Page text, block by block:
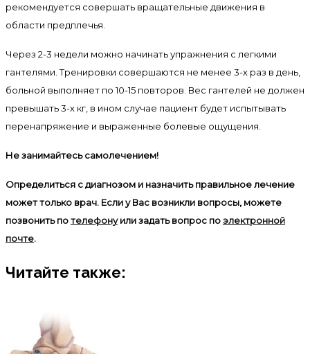
рекомендуется совершать вращательные движения в
области предплечья.
Через 2-3 недели можно начинать упражнения с легкими
гантелями. Тренировки совершаются не менее 3-х раз в день,
больной выполняет по 10-15 повторов. Вес гантелей не должен
превышать 3-х кг, в ином случае пациент будет испытывать
перенапряжение и выраженные болевые ощущения.
Не занимайтесь самолечением!
Определиться с диагнозом и назначить правильное лечение
может только врач. Если у Вас возникли вопросы, можете
позвонить потелефонуили задать вопрос поэлектронной
почте.
Читайте также: